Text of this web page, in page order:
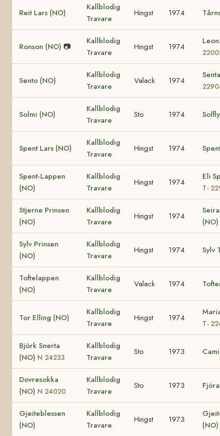
Reit Lars (NO)
Kallblodig
Travare
Hingst 1974
Ronson (NO) 📷
Kallblodig
Travare
Hingst 1974
Sento (NO)
Kallblodig
Travare
Valack 1974
Solmi (NO)
Kallblodig
Travare
Sto 1974
Spent Lars (NO)
Kallblodig
Travare
Hingst 1974
Spent-Lappen
(NO)
Kallblodig
Travare
Hingst 1974
Eli
T-
Stjerne Prinsen
(NO)
Kallblodig
Travare
Hingst 1974
(NO)
Sylv Prinsen
(NO)
Kallblodig
Travare
Hingst 1974 Sylv
Toftelappen
(NO)
Kallblodig
Travare
Valack 1974
Tor Elling (NO)
Kallblodig
Travare
Hingst 1974
T-
Björk Snerta
(NO) N 24233
Kallblodig
Travare
Sto 1973
Dovresokka
(NO) N 24020
Kallblodig
Travare
Sto 1973
Gjeiteblessen
(NO)
Kallblodig
Travare
Hingst 1973
(NO)